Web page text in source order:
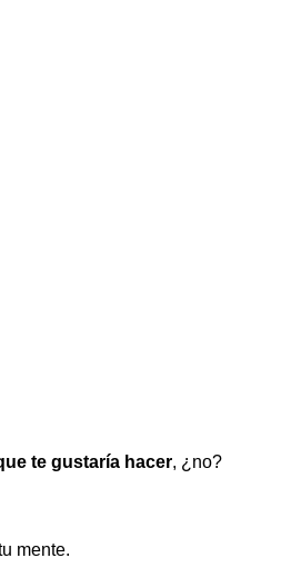
te gustaría hacer, ¿no?
mente.